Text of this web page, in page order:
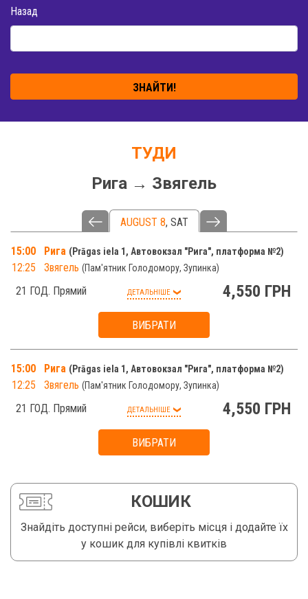
Назад
ЗНАЙТИ!
ТУДИ
Рига → Звягель
AUGUST 8, SAT
15:00 Рига Prāgas iela 1, Автовокзал "Рига", платформа №2
12:25 Звягель Пам'ятник Голодомору, Зупинка
21 ГОД. Прямий ДЕТАЛЬНІШЕ 4,550 ГРН
ВИБРАТИ
Доступно
Не доступно
ДО КОШИКА
15:00 Рига Prāgas iela 1, Автовокзал "Рига", платформа №2
12:25 Звягель Пам'ятник Голодомору, Зупинка
21 ГОД. Прямий ДЕТАЛЬНІШЕ 4,550 ГРН
ВИБРАТИ
Доступно
Не доступно
КОШИК
Знайдіть доступні рейси, виберіть місця і додайте їх
у кошик для купівлі квитків